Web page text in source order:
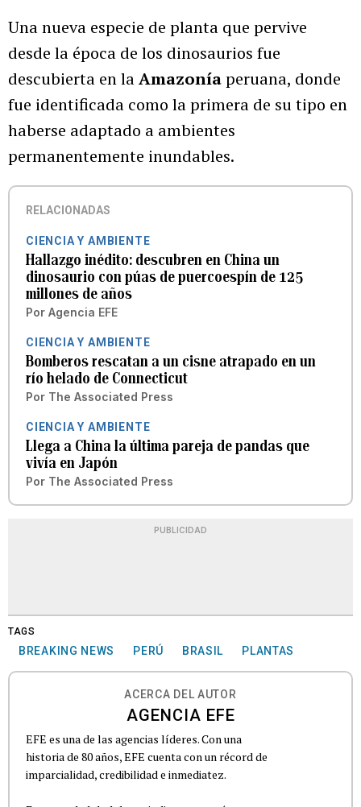
Una nueva especie de planta que pervive
desde la época de los dinosaurios fue
descubierta en laAmazoníaperuana, donde
fue identificada como la primera de su tipo en
haberse adaptado a ambientes
permanentemente inundables.
RELACIONADAS
CIENCIA Y AMBIENTE
Hallazgo inédito: descubren en China un
dinosaurio con púas de puercoespín de 125
millones de años
Por Agencia EFE
CIENCIA Y AMBIENTE
Bomberos rescatan a un cisne atrapado en un
río helado de Connecticut
Por The Associated Press
CIENCIA Y AMBIENTE
Llega a China la última pareja de pandas que
vivía en Japón
Por The Associated Press
PUBLICIDAD
TAGS
BREAKING NEWS PERÚ BRASIL PLANTAS
ACERCA DEL AUTOR
AGENCIA EFE
EFE es una de las agencias líderes. Con una
historia de 80 años, EFE cuenta con un récord de
imparcialidad, credibilidad e inmediatez.